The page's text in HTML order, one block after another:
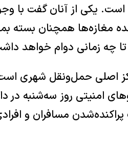
است. یکی از آنان گفت با
مغازه‌ها همچنان بسته
چه زمانی دوام خواهد
اصلی حمل‌ونقل شهری
امنیتی روز سه‌شنبه در
پراکنده‌شدن مسافران و